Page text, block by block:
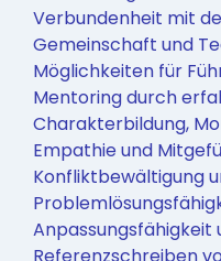
Verbundenheit mit
Gemeinschaft und
Möglichkeiten für
Mentoring durch
Charakterbildung,
Empathie und
Konfliktbewältigung
Anpassungsfähigkeit